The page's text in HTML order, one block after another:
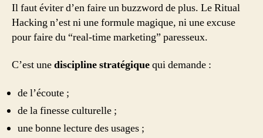
Il faut éviter d’en faire un buzzword de plus. Le Ritual
Hacking n’est ni une formule magique, ni une excuse
pour faire du “real-time marketing” paresseux.
C’est unediscipline stratégiquequi demande :
de l’écoute ;
de la finesse culturelle ;
une bonne lecture des usages ;